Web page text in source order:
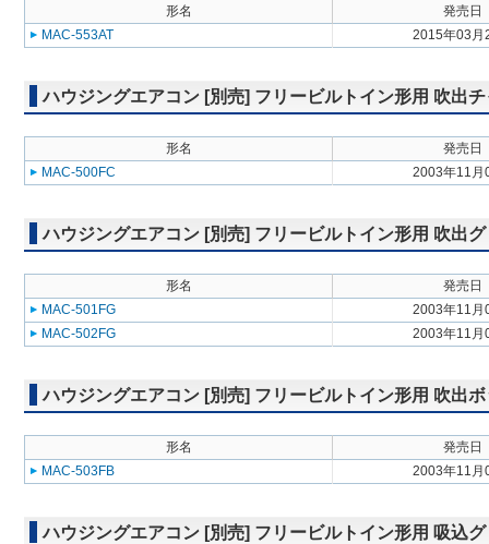
形名
発売日
MAC-553AT
2015年03月
ハウジングエアコン [別売] フリービルトイン形用 吹
形名
発売日
MAC-500FC
2003年11月
ハウジングエアコン [別売] フリービルトイン形用 吹
形名
発売日
MAC-501FG
2003年11月
MAC-502FG
2003年11月
ハウジングエアコン [別売] フリービルトイン形用 吹
形名
発売日
MAC-503FB
2003年11月
ハウジングエアコン [別売] フリービルトイン形用 吸